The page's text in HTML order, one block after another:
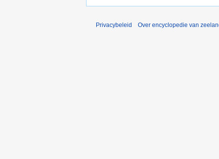
Privacybeleid Over encyclopedie van